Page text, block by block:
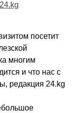
24.kg
посетит
многим
и что нас с
редакция 24.kg